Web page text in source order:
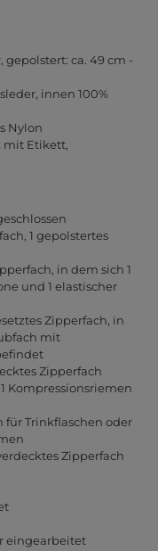
ca. 49 cm -
innen 100%
Nylon
mit Etikett,
1 gepolstertes
in dem sich 1
und 1 elastischer
Zipperfach, in
mit
Zipperfach
Kompressionsriemen
für Trinkflaschen oder
Zipperfach
eingearbeitet